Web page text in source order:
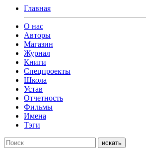
Главная
О нас
Авторы
Магазин
Журнал
Книги
Спецпроекты
Школа
Устав
Отчетность
Фильмы
Имена
Тэги
искать